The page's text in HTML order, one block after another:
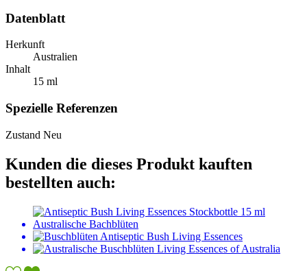
Datenblatt
Herkunft
Australien
Inhalt
15 ml
Spezielle Referenzen
Zustand Neu
Kunden die dieses Produkt kauften
bestellten auch: